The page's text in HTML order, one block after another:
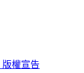
版權宣告